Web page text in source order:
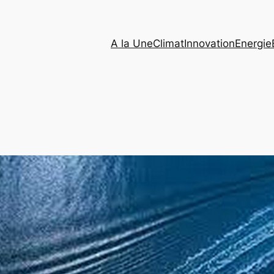
A la UneClimatInnovationEnergie